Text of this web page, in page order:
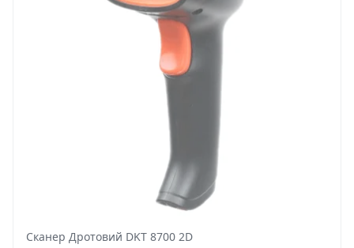
Сканер Дротовий DKT 8700 2D